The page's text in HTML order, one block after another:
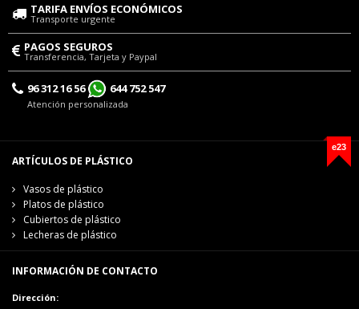
TARIFA ENVÍOS ECONÓMICOS
Transporte urgente
PAGOS SEGUROS
Transferencia, Tarjeta y Paypal
96 312 16 56 644 752 547
Atención personalizada
e23
ARTÍCULOS DE PLÁSTICO
Vasos de plástico
Platos de plástico
Cubiertos de plástico
Lecheras de plástico
INFORMACIÓN DE CONTACTO
Dirección: